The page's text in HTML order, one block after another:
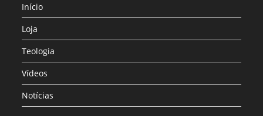
Início
Loja
Teologia
Vídeos
Notícias